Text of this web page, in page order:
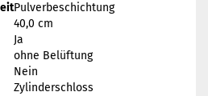
Pulverbeschichtung
40,0 cm
Ja
ohne Belüftung
Nein
Zylinderschloss